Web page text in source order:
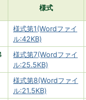
様式
様式第1(Wordファイ
ル:42KB)
様式第7(Wordファイ
ル:25.5KB)
様式第8(Wordファイ
ル:21.5KB)